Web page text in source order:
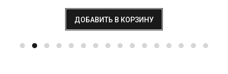
ДОБАВИТЬ В КОРЗИНУ